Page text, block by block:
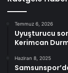
Temmuz 6, 2026
Uyuşturucu
Kerimcan
Haziran 8, 2025